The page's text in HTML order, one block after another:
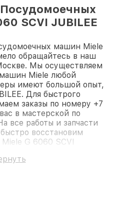
SCVI JUBILEE
машин Miele
обращайтесь в наш
Мы осуществляем
Miele любой
имеют большой опыт,
Для быстрого
заказы по номеру +7
в мастерской по
все работы и запчасти
восстановим
G 6060 SCVI